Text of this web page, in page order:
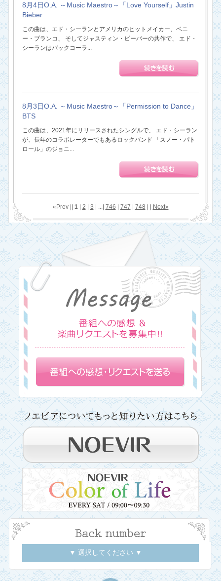
8月4日O.A. ～Music Maestro～「Love Yourself」Justin
Bieber
この曲は、エド・シーランとアメリカのヒットメイカー、ベニ
ー・ブランコ、 そしてジャスティン・ビーバーの共作で、 エド・
シーランはバックコーラ...
8月3日O.A. ～Music Maestro～「Permission to Dance」
BTS
この曲は、2021年にリリースされたシングルで、 エド・シーラン
が、長年のコラボレーターでもあるロックバンド 「スノー・パト
ロール」のジョニ...
«Prev || 1| 2 3 | ...| 746 747 748 Next»